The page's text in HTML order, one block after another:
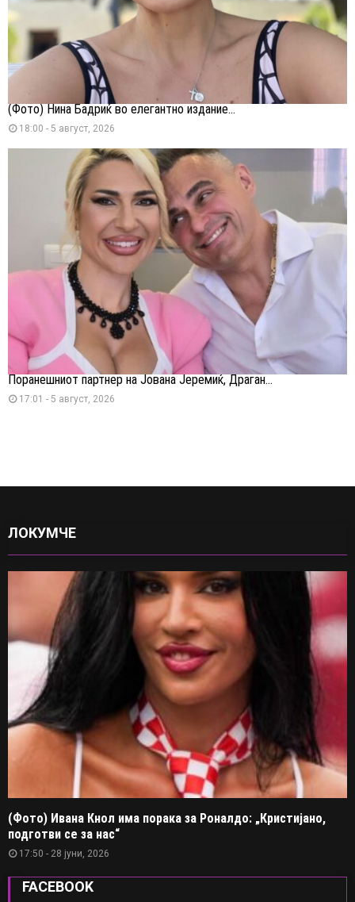
(Фото) Нина Бадриќ во елегантно издание...
18:00 - 5 август, 2026
Поранешниот партнер на Јована Јеремиќ, Драган...
17:01 - 5 август, 2026
ЛОКУМЧЕ
(Фото) Ивана Кнол има порака за Роналдо: „Кристијано,
подготви се за нас“
17:50 - 28 јуни, 2026
FACEBOOK